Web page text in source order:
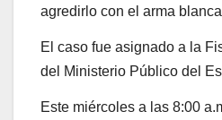
agredirlo con el arma
El caso fue asignado a la
del Ministerio Público del
Este miércoles a las 8:00